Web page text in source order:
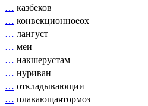
… казбеков
… конвекционноеох
… лангуст
… меи
… накшерустам
… нуриван
… откладывающии
… плавающаятормоз